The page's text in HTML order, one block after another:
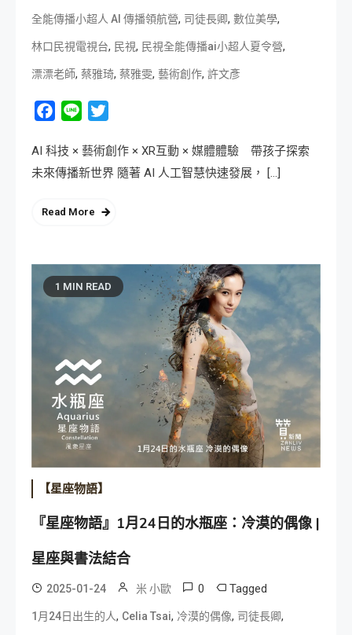
全能傳播小超人 AI 傳播領航營, 司徒長卿, 數位美學,
林口民視電視台, 民視, 民視全能傳播ai小超人夏令營,
漂漂老師, 蔡雅琦, 蔡雅雯, 藝術創作, 許文彥
Facebook
Line
AI 科技 × 藝術創作 × XR互動 × 媒體體驗 帶孩子探索
未來傳播新世界 隨著 AI 人工智慧快速發展， […]
Read More
1 MIN READ
【星座物語】
『星座物語』1月24日的水瓶座：冷漠的偶像 |
星座與書法結合
2025-01-24 米 小歐 0 Tagged
1月24日出生的人, Celia Tsai, 冷漠的偶像, 司徒長卿,